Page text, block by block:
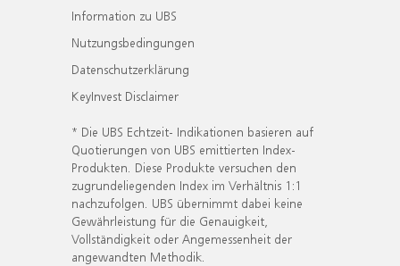
Information zu UBS
Nutzungsbedingungen
Datenschutzerklärung
KeyInvest Disclaimer
* Die UBS Echtzeit- Indikationen basieren auf
Quotierungen von UBS emittierten Index-
Produkten. Diese Produkte versuchen den
zugrundeliegenden Index im Verhältnis 1:1
nachzufolgen. UBS übernimmt dabei keine
Gewährleistung für die Genauigkeit,
Vollständigkeit oder Angemessenheit der
angewandten Methodik.